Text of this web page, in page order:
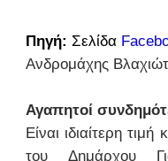
Πηγή: Σελίδα
Ανδρομάχης
Αγαπητοί
Είναι ιδιαίτερη
του Δημάρχου